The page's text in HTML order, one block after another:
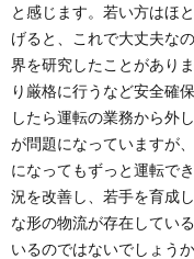
と感じます。若い方はほ
げると、これで大丈夫な
界を研究したことがあり
り厳格に行うなど安全確
したら運転の業務から外
が問題になっていますが
になってもずっと運転で
況を改善し、若手を育成
な形の物流が存在してい
いるのではないでしょうか